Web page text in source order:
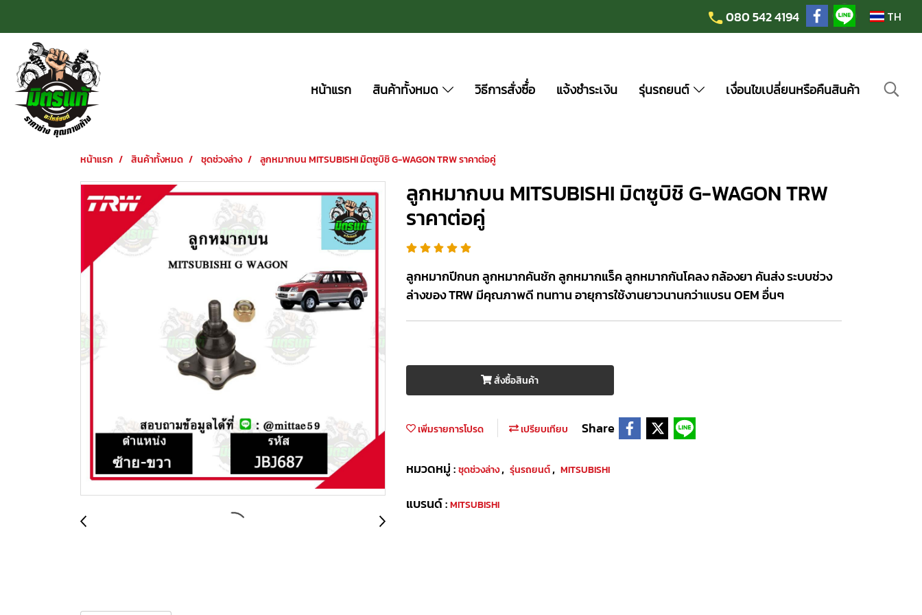
080 542 4194 TH
หน้าแรก สินค้าทั้งหมด วิธีการสั่งซื้่อ แจ้งชำระเงิน รุ่นรถยนต์ เงื่อนไขเปลี่ยนหรือคืนสินค้า
หน้าแรก สินค้าทั้งหมด ชุดช่วงล่าง ลูกหมากบน MITSUBISHI มิตซูบิชิ G-WAGON TRW ราคาต่อคู่
ลูกหมากบน MITSUBISHI มิตซูบิชิ G-WAGON TRW
ราคาต่อคู่
ลูกหมากปีกนก ลูกหมากคันชัก ลูกหมากแร็ค ลูกหมากกันโคลง กล้องยา คันส่ง ระบบช่วง
ล่างของ TRW มีคุณภาพดี ทนทาน อายุการใช้งานยาวนานกว่าแบรน OEM อื่นๆ
สั่งซื้อสินค้า
เพิ่มรายการโปรด เปรียบเทียบ Share
หมวดหมู่ :ชุดช่วงล่าง, รุ่นรถยนต์, MITSUBISHI
แบรนด์ :MITSUBISHI